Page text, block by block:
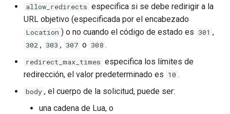
keyval
length-hiding
let
allow_redirects especifica si se debe redirigir a la
URL objetivo (especificada por el encabezado
Location ) o no cuando el código de estado es 301 ,
302 , 303 , 307 o 308 .
redirect_max_times especifica los límites de
redirección, el valor predeterminado es 10 .
body , el cuerpo de la solicitud, puede ser:
una cadena de Lua, o